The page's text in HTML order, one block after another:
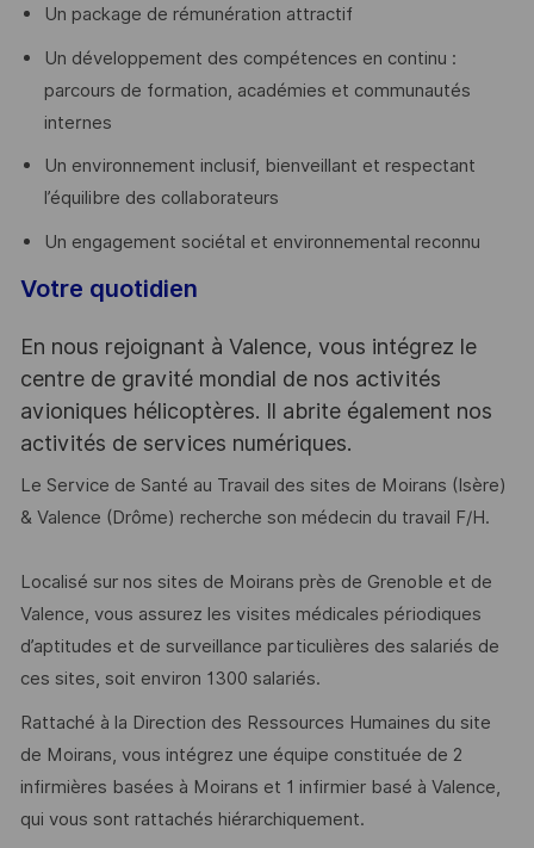
Un package de rémunération attractif
Un développement des compétences en continu :
parcours de formation, académies et communautés
internes
Un environnement inclusif, bienveillant et respectant
l’équilibre des collaborateurs
Un engagement sociétal et environnemental reconnu
Votre quotidien
En nous rejoignant à Valence, vous intégrez le
centre de gravité mondial de nos activités
avioniques hélicoptères. Il abrite également nos
activités de services numériques.
Le Service de Santé au Travail des sites de Moirans (Isère)
& Valence (Drôme) recherche son médecin du travail F/H.
Localisé sur nos sites de Moirans près de Grenoble et de
Valence, vous assurez les visites médicales périodiques
d’aptitudes et de surveillance particulières des salariés de
ces sites, soit environ 1300 salariés.
Rattaché à la Direction des Ressources Humaines du site
de Moirans, vous intégrez une équipe constituée de 2
infirmières basées à Moirans et 1 infirmier basé à Valence,
qui vous sont rattachés hiérarchiquement.